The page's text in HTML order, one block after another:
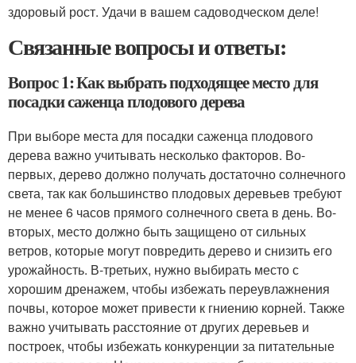
здоровый рост. Удачи в вашем садоводческом деле!
Связанные вопросы и ответы:
Вопрос 1: Как выбрать подходящее место для
посадки саженца плодового дерева
При выборе места для посадки саженца плодового
дерева важно учитывать несколько факторов. Во-
первых, дерево должно получать достаточно солнечного
света, так как большинство плодовых деревьев требуют
не менее 6 часов прямого солнечного света в день. Во-
вторых, место должно быть защищено от сильных
ветров, которые могут повредить дерево и снизить его
урожайность. В-третьих, нужно выбирать место с
хорошим дренажем, чтобы избежать переувлажнения
почвы, которое может привести к гниению корней. Также
важно учитывать расстояние от других деревьев и
построек, чтобы избежать конкуренции за питательные